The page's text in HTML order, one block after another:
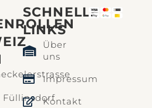
Füllinsdorf
SCHNELLE
LINKS​
Über
uns
Impressum
Kontakt